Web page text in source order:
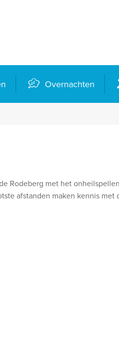
Overnachten
Rodeberg met het
afstanden maken kennis